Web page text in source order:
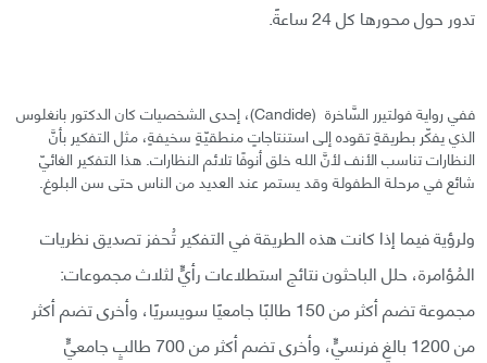
تدور حول محورها كل 24 ساعةً.
ففي رواية فولتيرر السَّاخرة (Candide)، إحدى الشخصيات كان الدكتور بانغلوس
الذي يفكّر بطريقةٍ تقوده إلى استنتاجاتٍ منطقيّةٍ سخيفةٍ، مثل التفكير بأنَّ
النظارات تناسب الأنف لأنَّ الله خلق أنوفًا تلائم النظارات. هذا التفكير الغائيّ
شائع في مرحلة الطفولة وقد يستمر عند العديد من الناس حتى سن البلوغ.
ولرؤية فيما إذا كانت هذه الطريقة في التفكير تُحفز تصديق نظريات
المُؤامرة، حلل الباحثون نتائج استطلاعات رأيٍّ لثلاث مجموعات:
مجموعة تضم أكثر من 150 طالبًا جامعيًا سويسريًا، وأخرى تضم أكثر
من 1200 بالغٍ فرنسيٍّ، وأخرى تضم أكثر من 700 طالبٍ جامعيٍّ